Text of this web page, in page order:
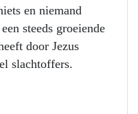
en niemand
steeds groeiende
door Jezus
slachtoffers.